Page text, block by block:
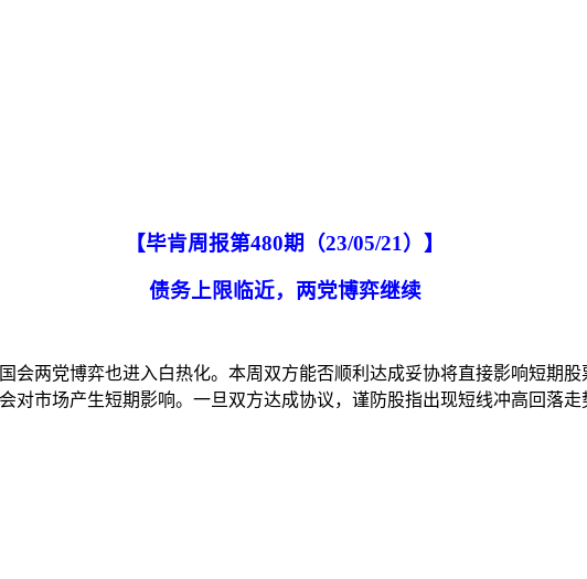
【毕肯周报第480期（23/05/21） 】
债务上限临近，两党博弈继续
会两党博弈也进入白热化。本周双方能否顺利达成妥协将直接影响短期
对市场产生短期影响。一旦双方达成协议，谨防股指出现短线冲高回落